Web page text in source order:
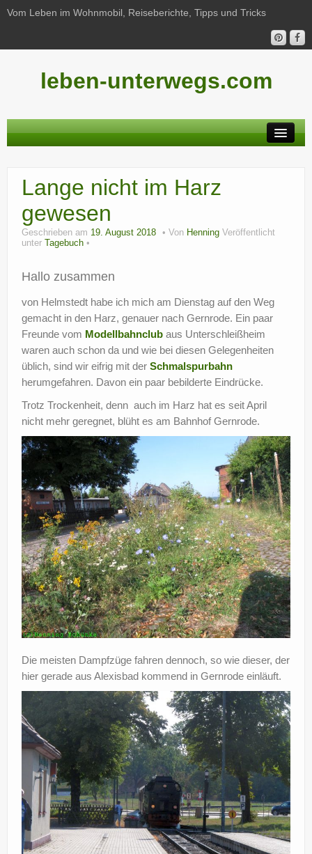
Vom Leben im Wohnmobil, Reiseberichte, Tipps und Tricks
leben-unterwegs.com
Reiseberichte
Unterwegs
Haushalt
Freizeit
Wohnmobil-Technik
?
Lange nicht im Harz
gewesen
Geschrieben am 19. August 2018 Von Henning Veröffentlicht
unter
Tagebuch
Hallo zusammen
von Helmstedt habe ich mich am Dienstag auf den Weg
gemacht in den Harz, genauer nach Gernrode. Ein paar
Freunde vom Modellbahnclub aus Unterschleißheim
waren auch schon da und wie bei diesen Gelegenheiten
üblich, sind wir eifrig mit der Schmalspurbahn
herumgefahren. Davon ein paar bebilderte Eindrücke.
Trotz Trockenheit, denn auch im Harz hat es seit April
nicht mehr geregnet, blüht es am Bahnhof Gernrode.
Die meisten Dampfzüge fahren dennoch, so wie dieser, der
hier gerade aus Alexisbad kommend in Gernrode einläuft.